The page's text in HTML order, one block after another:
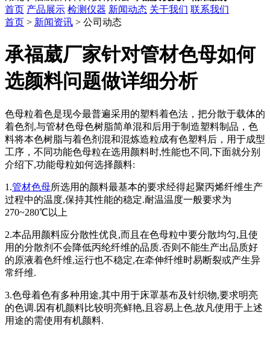
首页 产品展示 检测仪器 新闻动态 关于我们 联系我们
首页 > 新闻资讯 > 公司动态
承福葳厂家针对管材色母如何
选颜料问题做详细分析
色母粒着色是现今最普遍采用的塑料着色法，把分散于载体的
着色剂,与管材色母色树脂简单混和后用于制造塑料制品，色
料将本色树脂与着色剂混和混炼造粒成有色塑料后，用于成型
工序，不同功能色母粒在选用颜料时,性能也不同,下面就分别
介绍下,功能母粒如何选择颜料:
1.管材色母所选用的颜料最基本的要求经得起聚丙烯纤维生产
过程中的温度,保持其性能的稳定.耐温温度一般要求为
270~280℃以上
2.本品用颜料应分散性优良,而且在色母粒中要分散均匀,且使
用的分散剂不会降低丙纶纤维的品质.否则不能生产出品质好
的原液着色纤维,运行也不稳定,在牵伸纤维时易断裂或产生异
常纤维.
3.色母着色有多种用途,其中用于床罩基布及针织物,要求明亮
的色调.因有机颜料比较明亮鲜艳,且容易上色,故凡使用于上述
用途的需使用有机颜料.